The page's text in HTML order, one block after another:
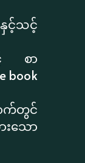
င့်သင့်
င့် စာ
က်တွင်
းသော